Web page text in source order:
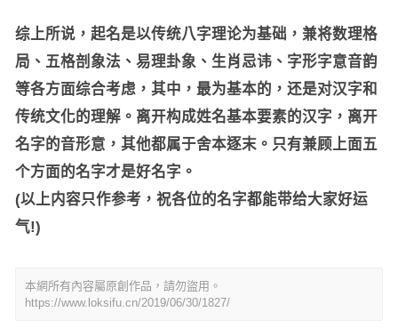
综上所说，起名是以传统八字理论为基础，兼将数理格
局、五格剖象法、易理卦象、生肖忌讳、字形字意音韵
等各方面综合考虑，其中，最为基本的，还是对汉字和
传统文化的理解。离开构成姓名基本要素的汉字，离开
名字的音形意，其他都属于舍本逐末。只有兼顾上面五
个方面的名字才是好名字。
(以上内容只作参考，祝各位的名字都能带给大家好运
气!)
本網所有內容屬原創作品，請勿盜用。
https://www.loksifu.cn/2019/06/30/1827/